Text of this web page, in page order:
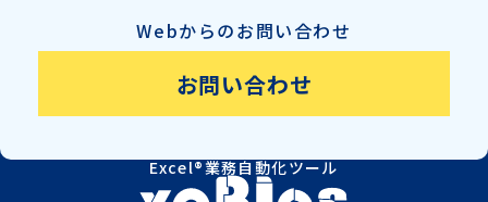
Webからのお問い合わせ
お問い合わせ
Excel®業務自動化ツール